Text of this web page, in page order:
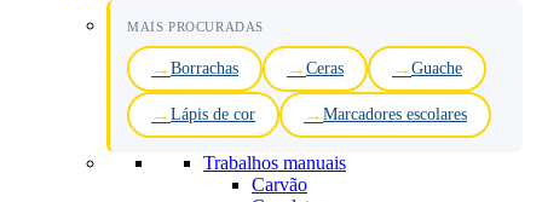
MAIS PROCURADAS
Borrachas Ceras Guache
Lápis de cor Marcadores escolares
Trabalhos manuais
Carvão